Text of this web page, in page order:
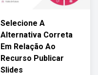
Selecione A
Alternativa Correta
Em Relação Ao
Recurso Publicar
Slides